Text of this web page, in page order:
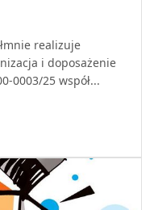
realizuje
i doposażenie
0003/25 współ...